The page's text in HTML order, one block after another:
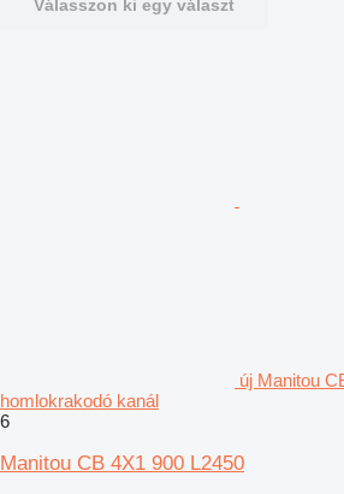
Válasszon ki egy választ
új Manitou
homlokrakodó kanál
6
Manitou CB 4X1 900 L2450